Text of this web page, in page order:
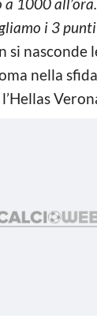
i 3
si nasconde
nella